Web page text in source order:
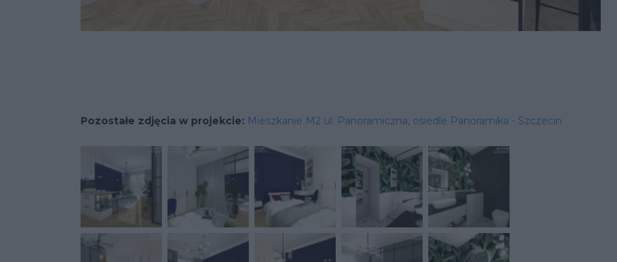
Pozostałe zdjęcia w projekcie: Mieszkanie M2 ul. Panoramiczna, osiedle Panoramika - Szczecin